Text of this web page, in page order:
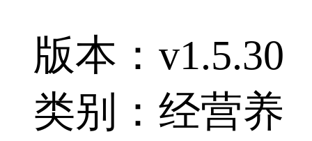
版本：v1.5.30
类别：经营养